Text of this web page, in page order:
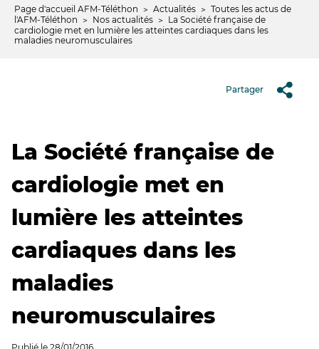
Fil
d'Ariane
Page d'accueil AFM-Téléthon Actualités
Toutes les actus de
l'AFM-Téléthon
Nos actualités
La Société française de
cardiologie met en lumière les atteintes cardiaques dans les
maladies neuromusculaires
Partager
La Société française de
cardiologie met en
lumière les atteintes
cardiaques dans les
maladies
neuromusculaires